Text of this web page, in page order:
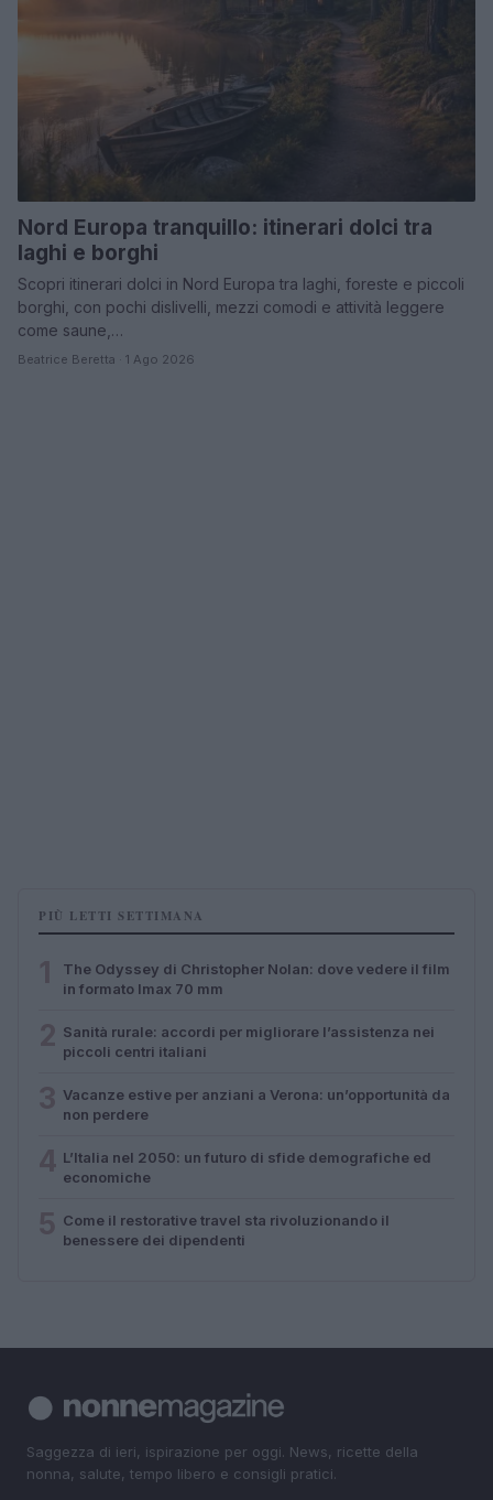
Nord Europa tranquillo: itinerari dolci tra
laghi e borghi
Scopri itinerari dolci in Nord Europa tra laghi, foreste e piccoli
borghi, con pochi dislivelli, mezzi comodi e attività leggere
come saune,…
Beatrice Beretta · 1 Ago 2026
PIÙ LETTI SETTIMANA
The Odyssey di Christopher Nolan: dove vedere il film
in formato Imax 70 mm
Sanità rurale: accordi per migliorare l’assistenza nei
piccoli centri italiani
Vacanze estive per anziani a Verona: un’opportunità da
non perdere
L’Italia nel 2050: un futuro di sfide demografiche ed
economiche
Come il restorative travel sta rivoluzionando il
benessere dei dipendenti
Saggezza di ieri, ispirazione per oggi. News, ricette della
nonna, salute, tempo libero e consigli pratici.